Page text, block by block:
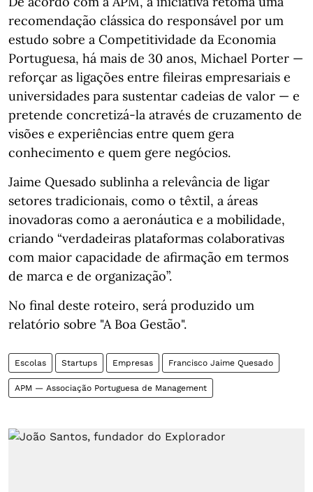
recomendação clássica do responsável por um
estudo sobre a Competitividade da Economia
Portuguesa, há mais de 30 anos, Michael Porter —
reforçar as ligações entre fileiras empresariais e
universidades para sustentar cadeias de valor — e
pretende concretizá‑la através de cruzamento de
visões e experiências entre quem gera
conhecimento e quem gere negócios.
Jaime Quesado sublinha a relevância de ligar
setores tradicionais, como o têxtil, a áreas
inovadoras como a aeronáutica e a mobilidade,
criando “verdadeiras plataformas colaborativas
com maior capacidade de afirmação em termos
de marca e de organização”.
No final deste roteiro, será produzido um
relatório sobre "A Boa Gestão".
Escolas Startups Empresas Francisco Jaime Quesado
APM — Associação Portuguesa de Management